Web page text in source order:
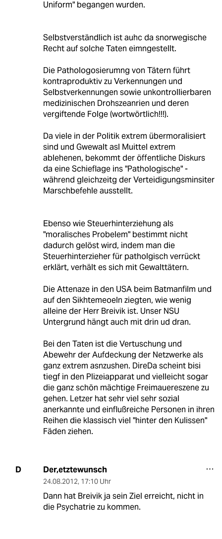
Uniform" begangen wurden.
Selbstverständlich ist auhc da snorwegische
Recht auf solche Taten eimngestellt.
Die Pathologosierumng von Tätern führt
kontraproduktiv zu Verkennungen und
Selbstverkennungen sowie unkontrollierbaren
medizinischen Drohszeanrien und deren
vergiftende Folge (wortwörtlich!!!).
Da viele in der Politik extrem übermoralisiert
sind und Gwewalt asl Muittel extrem
ablehenen, bekommt der öffentliche Diskurs
da eine Schieflage ins "Pathologische" -
während gleichzeitg der Verteidigungsminsiter
Marschbefehle ausstellt.
Ebenso wie Steuerhinterziehung als
"moralisches Probelem" bestimmt nicht
dadurch gelöst wird, indem man die
Steuerhinterzieher für patholgisch verrückt
erklärt, verhält es sich mit Gewalttätern.
Die Attenaze in den USA beim Batmanfilm und
auf den Sikhtemeoeln ziegten, wie wenig
alleine der Herr Breivik ist. Unser NSU
Untergrund hängt auch mit drin ud dran.
Bei den Taten ist die Vertuschung und
Abewehr der Aufdeckung der Netzwerke als
ganz extrem asnzushen. DireDa scheint bisi
tiegf in den Plizeiapparat und vielleicht sogar
die ganz schön mächtige Freimauereszene zu
gehen. Letzer hat sehr viel sehr sozial
anerkannte und einflußreiche Personen in ihren
Reihen die klassisch viel "hinter den Kulissen"
Fäden ziehen.
D Der,etztewunsch
24.08.2012, 17:10 Uhr
Dann hat Breivik ja sein Ziel erreicht, nicht in
die Psychatrie zu kommen.